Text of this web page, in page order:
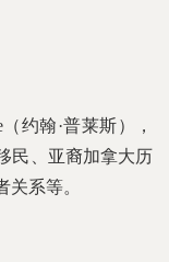
约翰·普莱斯），
民、亚裔加拿大历
系等。